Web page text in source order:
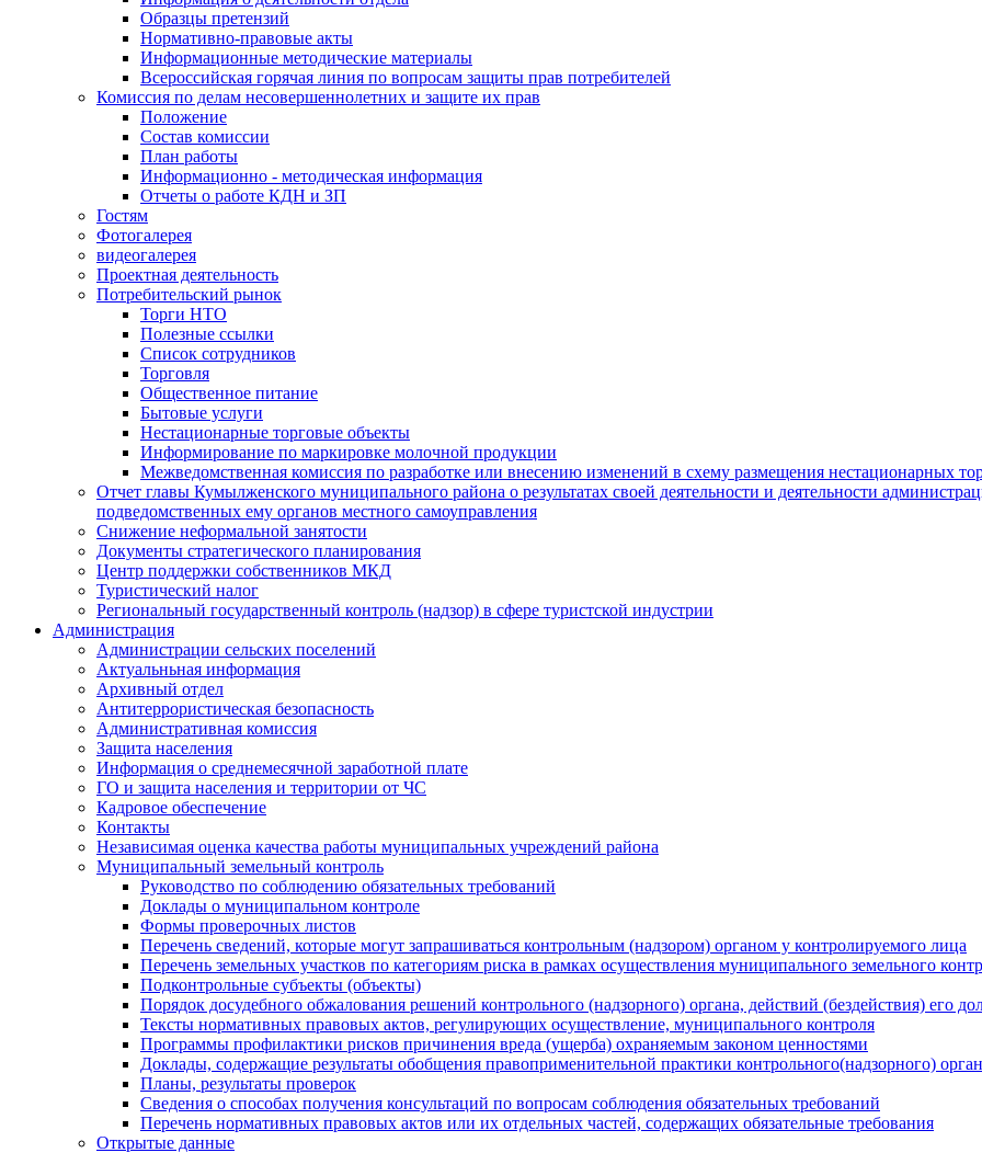
Образцы претензий
Нормативно-правовые акты
Информационные методические материалы
Всероссийская горячая линия по вопросам защиты прав потребителей
Комиссия по делам несовершеннолетних и защите их прав
Положение
Состав комиссии
План работы
Информационно - методическая информация
Отчеты о работе КДН и ЗП
Гостям
Фотогалерея
видеогалерея
Проектная деятельность
Потребительский рынок
Торги НТО
Полезные ссылки
Список сотрудников
Торговля
Общественное питание
Бытовые услуги
Нестационарные торговые объекты
Информирование по маркировке молочной продукции
Межведомственная комиссия по разработке или внесению изменений в схему размещения нестационарных
Отчет главы Кумылженского муниципального района о результатах своей деятельности и деятельности
подведомственных ему органов местного самоуправления
Снижение неформальной занятости
Документы стратегического планирования
Центр поддержки собственников МКД
Туристический налог
Региональный государственный контроль (надзор) в сфере туристской индустрии
Администрация
Администрации сельских поселений
Актуальньная информация
Архивный отдел
Антитеррористическая безопасность
Административная комиссия
Защита населения
Информация о среднемесячной заработной плате
ГО и защита населения и территории от ЧС
Кадровое обеспечение
Контакты
Независимая оценка качества работы муниципальных учреждений района
Муниципальный земельный контроль
Руководство по соблюдению обязательных требований
Доклады о муниципальном контроле
Формы проверочных листов
Перечень сведений, которые могут запрашиваться контрольным (надзором) органом у контролируемого лица
Перечень земельных участков по категориям риска в рамках осуществления муниципального земельного
Подконтрольные субъекты (объекты)
Порядок досудебного обжалования решений контрольного (надзорного) органа, действий (бездействия) его
Тексты нормативных правовых актов, регулирующих осуществление, муниципального контроля
Программы профилактики рисков причинения вреда (ущерба) охраняемым законом ценностями
Доклады, содержащие результаты обобщения правоприменительной практики контрольного(надзорного)
Планы, результаты проверок
Сведения о способах получения консультаций по вопросам соблюдения обязательных требований
Перечень нормативных правовых актов или их отдельных частей, содержащих обязательные требования
Открытые данные